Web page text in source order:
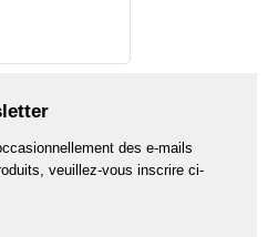
des e-mails
veuillez-vous inscrire ci-